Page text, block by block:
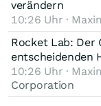
verändern
10:26 Uhr ·
Rocket Lab: Der
entscheidenden
10:26 Uhr ·
Corporation